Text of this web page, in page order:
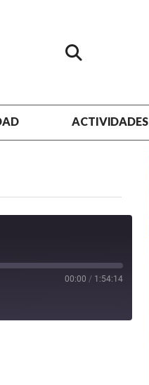
ACTIVIDADES
00:00 / 1:54:14